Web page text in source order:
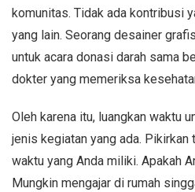
komunitas. Tidak ada kontribusi
yang lain. Seorang desainer
untuk acara donasi darah sama
dokter yang memeriksa
Oleh karena itu, luangkan waktu
jenis kegiatan yang ada. Pikirkan
waktu yang Anda miliki. Apakah
Mungkin mengajar di rumah